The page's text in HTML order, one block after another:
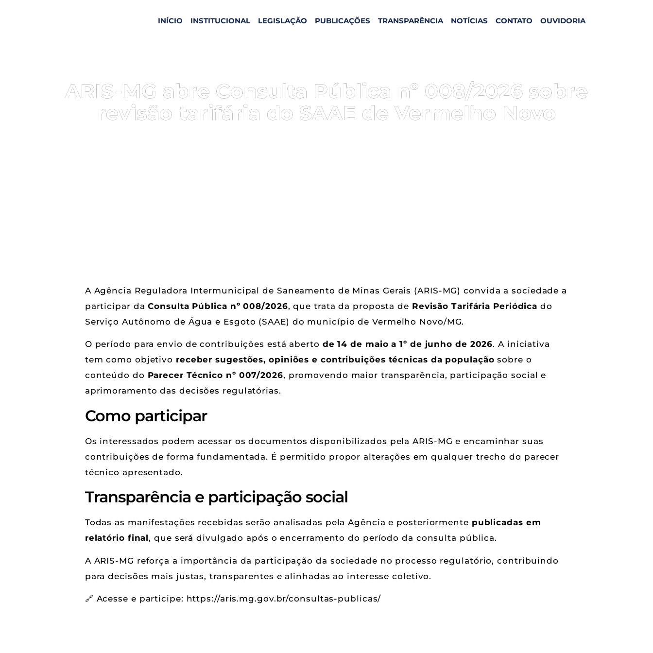
INÍCIO INSTITUCIONAL LEGISLAÇÃO PUBLICAÇÕES TRANSPARÊNCIA NOTÍCIAS CONTATO OUVIDORIA
ARIS-MG abre Consulta Pública nº 008/2026 sobre
revisão tarifária do SAAE de Vermelho Novo
A Agência Reguladora Intermunicipal de Saneamento de Minas Gerais (ARIS-MG) convida a sociedade a
participar daConsulta Pública nº 008/2026, que trata da proposta de Revisão Tarifária Periódica do
Serviço Autônomo de Água e Esgoto (SAAE) do município de Vermelho Novo/MG.
O período para envio de contribuições está aberto de 14 de maio a 1º de junho de 2026. A iniciativa
tem como objetivo receber sugestões, opiniões e contribuições técnicas da população sobre o
conteúdo do Parecer Técnico nº 007/2026, promovendo maior transparência, participação social e
aprimoramento das decisões regulatórias.
Como participar
Os interessados podem acessar os documentos disponibilizados pela ARIS-MG e encaminhar suas
contribuições de forma fundamentada. É permitido propor alterações em qualquer trecho do parecer
técnico apresentado.
Transparência e participação social
Todas as manifestações recebidas serão analisadas pela Agência e posteriormente publicadas em
relatório final, que será divulgado após o encerramento do período da consulta pública.
A ARIS-MG reforça a importância da participação da sociedade no processo regulatório, contribuindo
para decisões mais justas, transparentes e alinhadas ao interesse coletivo.
🔗 Acesse e participe: https://aris.mg.gov.br/consultas-publicas/